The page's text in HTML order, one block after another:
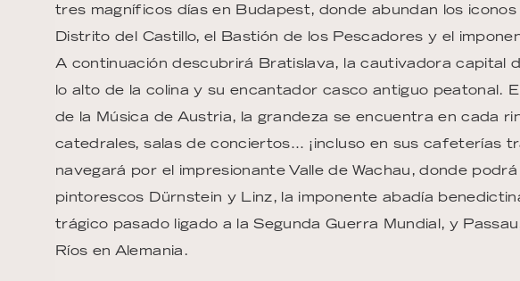
tres magníficos días en Budapest, donde abundan los
Distrito del Castillo, el Bastión de los Pescadores y el
A continuación descubrirá Bratislava, la cautivadora capital
lo alto de la colina y su encantador casco antiguo peatonal.
de la Música de Austria, la grandeza se encuentra en cada
catedrales, salas de conciertos… ¡incluso en sus cafeterías
navegará por el impresionante Valle de Wachau, donde
pintorescos Dürnstein y Linz, la imponente abadía
trágico pasado ligado a la Segunda Guerra Mundial, y
Ríos en Alemania.